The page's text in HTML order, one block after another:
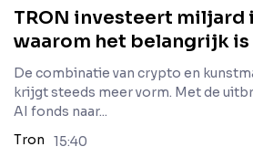
TRON investeert miljard
waarom het belangrijk is
De combinatie van crypto en
krijgt steeds meer vorm. Met de
AI fonds naar...
Tron
15:40